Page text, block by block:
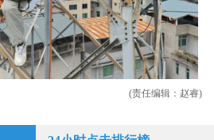
(责任编辑：赵睿)